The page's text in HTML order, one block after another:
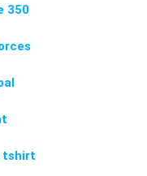
350
tshirt